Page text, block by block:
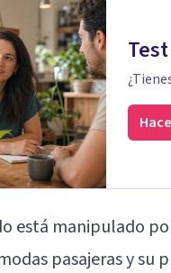
está manipulado
pasajeras y su